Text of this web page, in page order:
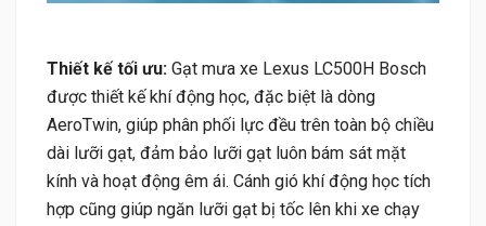
Thiết kế tối ưu: Gạt mưa xe Lexus LC500H Bosch
được thiết kế khí động học, đặc biệt là dòng
AeroTwin, giúp phân phối lực đều trên toàn bộ chiều
dài lưỡi gạt, đảm bảo lưỡi gạt luôn bám sát mặt
kính và hoạt động êm ái. Cánh gió khí động học tích
hợp cũng giúp ngăn lưỡi gạt bị tốc lên khi xe chạy